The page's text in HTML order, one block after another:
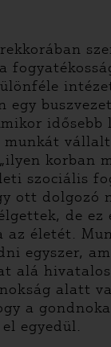
idősebb
munkát
korban
szociális
ott dolgozó
de ez
az életét.
egyszer,
alá
alatt
a
egyedül.